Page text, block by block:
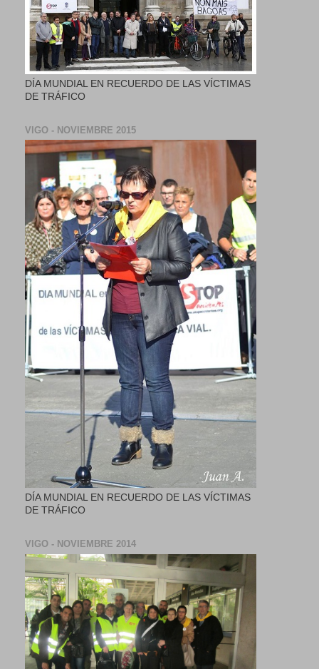
DÍA MUNDIAL EN RECUERDO DE LAS VÍCTIMAS
DE TRÁFICO
VIGO - NOVIEMBRE 2015
DÍA MUNDIAL EN RECUERDO DE LAS VÍCTIMAS
DE TRÁFICO
VIGO - NOVIEMBRE 2014